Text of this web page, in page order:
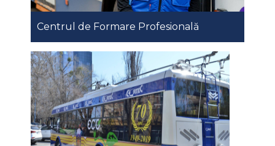
Centrul de Formare Profesională